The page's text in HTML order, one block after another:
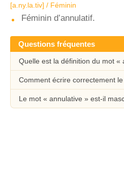
[a.ny.la.tiv] / Féminin
Féminin d’annulatif.
Questions fréquentes
Quelle est la définition du mot «
Comment écrire correctement
Le mot « annulative » est-il